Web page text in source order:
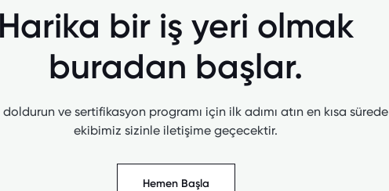
bir iş yeri olmak
buradan başlar.
ve sertifikasyon programı için ilk adımı atın en kısa sürede
ekibimiz sizinle iletişime geçecektir.
Hemen Başla